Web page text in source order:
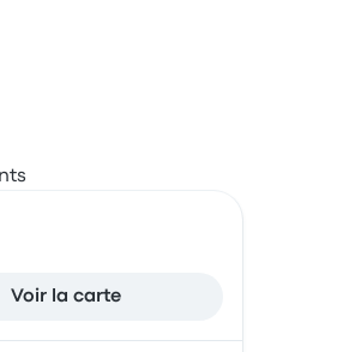
Voir la carte